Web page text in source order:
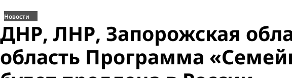
Новости
ДНР, ЛНР, Запорожская
область Программа